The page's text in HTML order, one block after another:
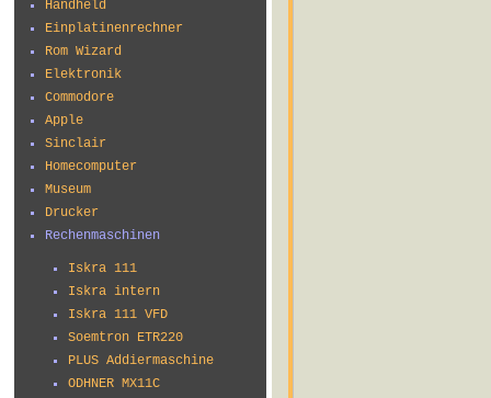
Handheld
Einplatinenrechner
Rom Wizard
Elektronik
Commodore
Apple
Sinclair
Homecomputer
Museum
Drucker
Rechenmaschinen
Iskra 111
Iskra intern
Iskra 111 VFD
Soemtron ETR220
PLUS Addiermaschine
ODHNER MX11C